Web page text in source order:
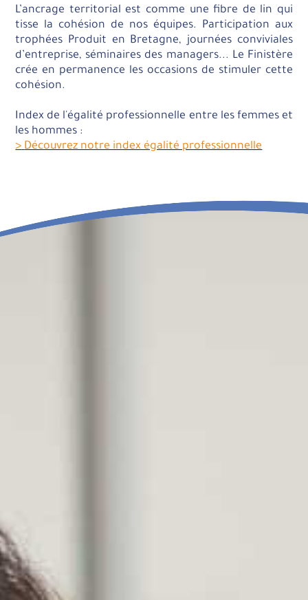
L’ancrage territorial est comme une fibre de lin qui
tisse la cohésion de nos équipes. Participation aux
trophées Produit en Bretagne, journées conviviales
d’entreprise, séminaires des managers... Le Finistère
crée en permanence les occasions de stimuler cette
cohésion.
Index de l'égalité professionnelle entre les femmes et
les hommes :
> Découvrez notre index égalité professionnelle